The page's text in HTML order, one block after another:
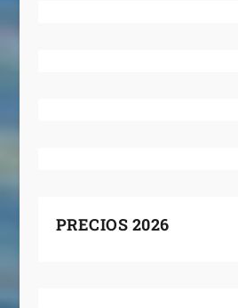
PRECIOS 2026